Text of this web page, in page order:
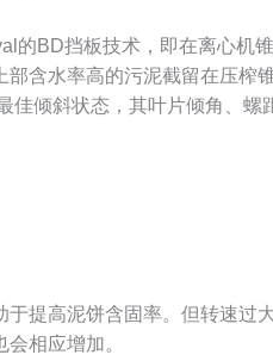
的BD挡板技术，即在离心机
含水率高的污泥截留在压榨
倾斜状态，其叶片倾角、螺
提高泥饼含固率。但转速过
相应增加。